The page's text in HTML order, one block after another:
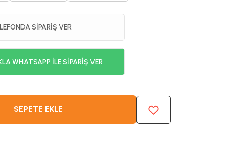
SİPARİŞ VER
WHATSAPP İLE SİPARİŞ VER
SEPETE EKLE